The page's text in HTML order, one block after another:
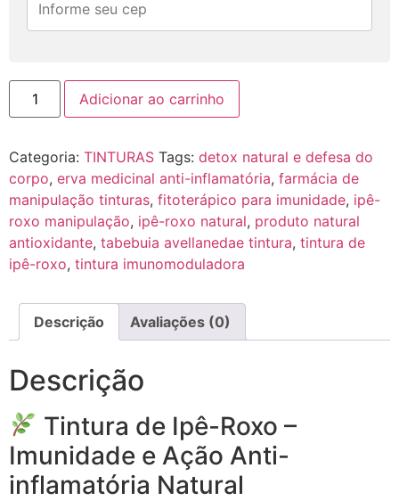
Adicionar ao carrinho
Categoria: TINTURAS Tags: detox natural e defesa do
corpo, erva medicinal anti-inflamatória, farmácia de
manipulação tinturas, fitoterápico para imunidade, ipê-
roxo manipulação, ipê-roxo natural, produto natural
antioxidante, tabebuia avellanedae tintura, tintura de
ipê-roxo, tintura imunomoduladora
Descrição Avaliações (0)
Descrição
Tintura de Ipê-Roxo –
Imunidade e Ação Anti-
inflamatória Natural